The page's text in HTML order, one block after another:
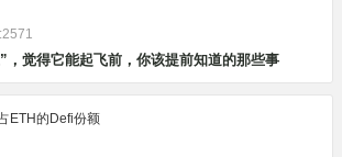
，觉得它能起飞前，你该提前知道的那些事